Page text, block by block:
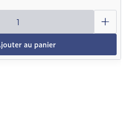
au panier